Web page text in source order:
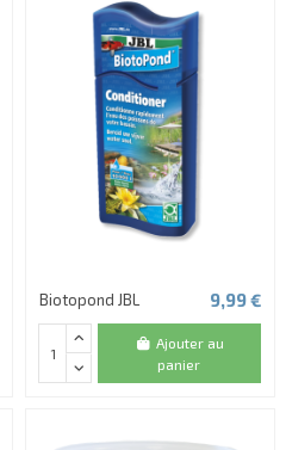
Biotopond JBL 9,99 €
Ajouter au
panier